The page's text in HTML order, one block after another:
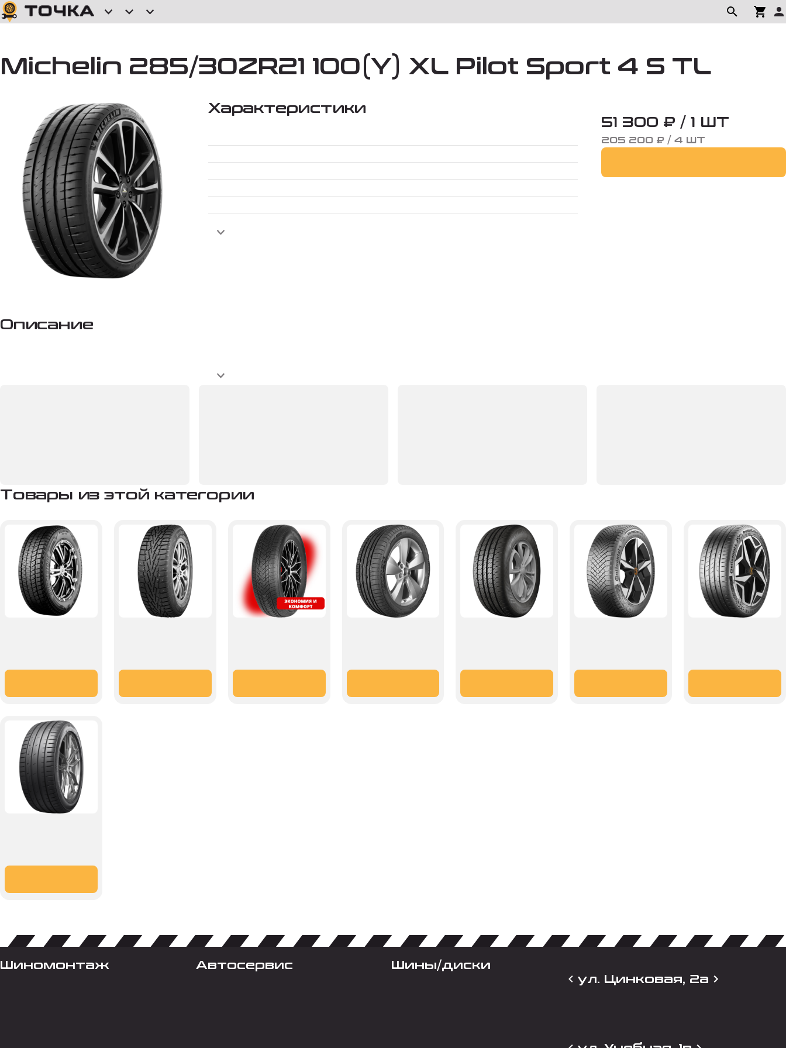
Michelin 285/30ZR21 100(Y) XL Pilot Sport 4 S TL
Характеристики
51 300 ₽ / 1 ШТ
205 200 ₽ / 4 ШТ
Описание
Товары из этой категории
Шиномонтаж Автосервис
Шины/диски
ул. Цинковая, 2а